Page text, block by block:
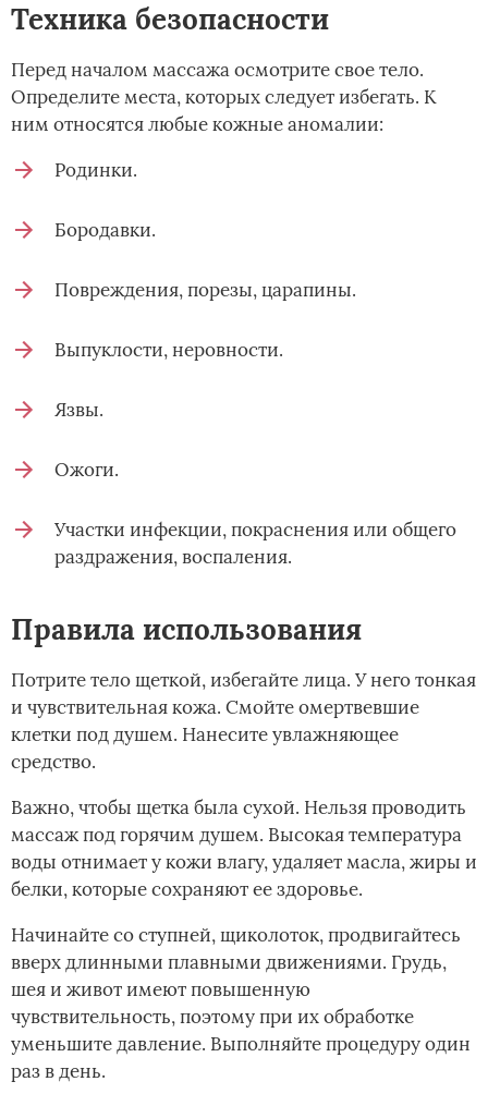
Техника безопасности
Перед началом массажа осмотрите свое тело.
Определите места, которых следует избегать. К
ним относятся любые кожные аномалии:
Родинки.
Бородавки.
Повреждения, порезы, царапины.
Выпуклости, неровности.
Язвы.
Ожоги.
Участки инфекции, покраснения или общего
раздражения, воспаления.
Правила использования
Потрите тело щеткой, избегайте лица. У него тонкая
и чувствительная кожа. Смойте омертвевшие
клетки под душем. Нанесите увлажняющее
средство.
Важно, чтобы щетка была сухой. Нельзя проводить
массаж под горячим душем. Высокая температура
воды отнимает у кожи влагу, удаляет масла, жиры и
белки, которые сохраняют ее здоровье.
Начинайте со ступней, щиколоток, продвигайтесь
вверх длинными плавными движениями. Грудь,
шея и живот имеют повышенную
чувствительность, поэтому при их обработке
уменьшите давление. Выполняйте процедуру один
раз в день.